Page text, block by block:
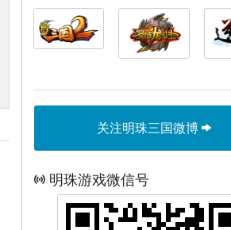
关注明珠三国微博
明珠游戏微信号